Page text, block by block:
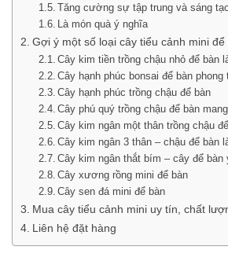
Tăng cường sự tập trung và sáng
Là món quà ý nghĩa
Gợi ý một số loại cây tiểu cảnh mini để
Cây kim tiền trồng chậu nhỏ để bàn
Cây hạnh phúc bonsai để bàn phong
Cây hạnh phúc trồng chậu để bàn
Cây phú quý trồng chậu để bàn
Cây kim ngân một thân trồng chậu
Cây kim ngân 3 thân – chậu để bàn
Cây kim ngân thắt bím – cây để bàn
Cây xương rồng mini để bàn
Cây sen đá mini để bàn
Mua cây tiểu cảnh mini uy tín, chất
Liên hệ đặt hàng